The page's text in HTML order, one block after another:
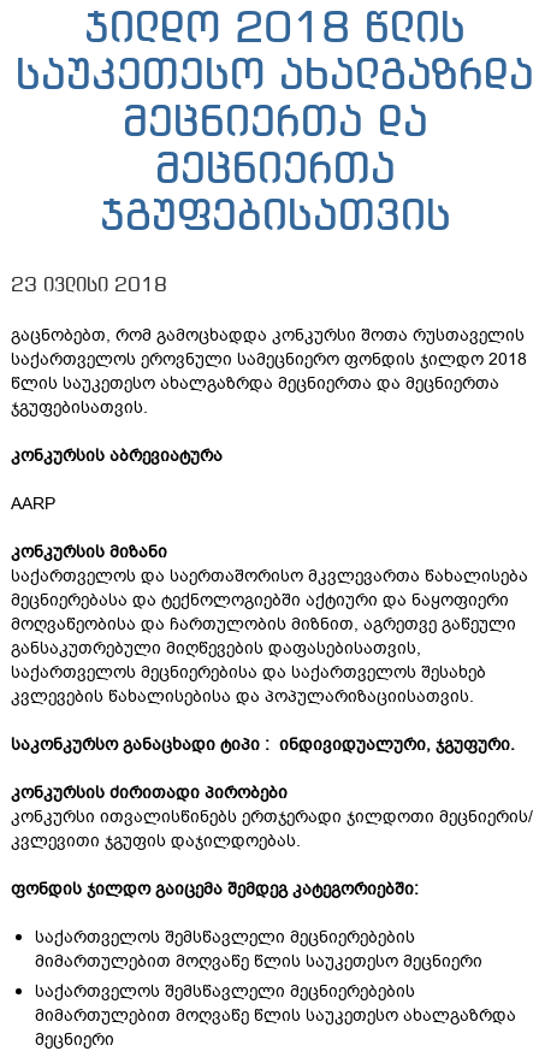
ჯილდო 2018 წლის
საუკეთესო ახალგაზრდა
მეცნიერთა და
მეცნიერთა
ჯგუფებისათვის
23 ივლისი 2018
გაცნობებთ, რომ გამოცხადდა კონკურსი შოთა რუსთაველის
საქართველოს ეროვნული სამეცნიერო ფონდის ჯილდო 2018
წლის საუკეთესო ახალგაზრდა მეცნიერთა და მეცნიერთა
ჯგუფებისათვის.
კონკურსის აბრევიატურა
AARP
კონკურსის მიზანი
საქართველოს და საერთაშორისო მკვლევართა წახალისება
მეცნიერებასა და ტექნოლოგიებში აქტიური და ნაყოფიერი
მოღვაწეობისა და ჩართულობის მიზნით, აგრეთვე გაწეული
განსაკუთრებული მიღწევების დაფასებისათვის,
საქართველოს მეცნიერებისა და საქართველოს შესახებ
კვლევების წახალისებისა და პოპულარიზაციისათვის.
საკონკურსოგანაცხადი ტიპი : ინდივიდუალური, ჯგუფური.
კონკურსის ძირითადი პირობები
კონკურსი ითვალისწინებს ერთჯერადი ჯილდოთი მეცნიერის/
კვლევითი ჯგუფის დაჯილდოებას.
ფონდის ჯილდო გაიცემა შემდეგ კატეგორიებში:
საქართველოს შემსწავლელი მეცნიერებების
მიმართულებით მოღვაწე წლის საუკეთესო მეცნიერი
საქართველოს შემსწავლელი მეცნიერებების
მიმართულებით მოღვაწე წლის საუკეთესო ახალგაზრდა
მეცნიერი